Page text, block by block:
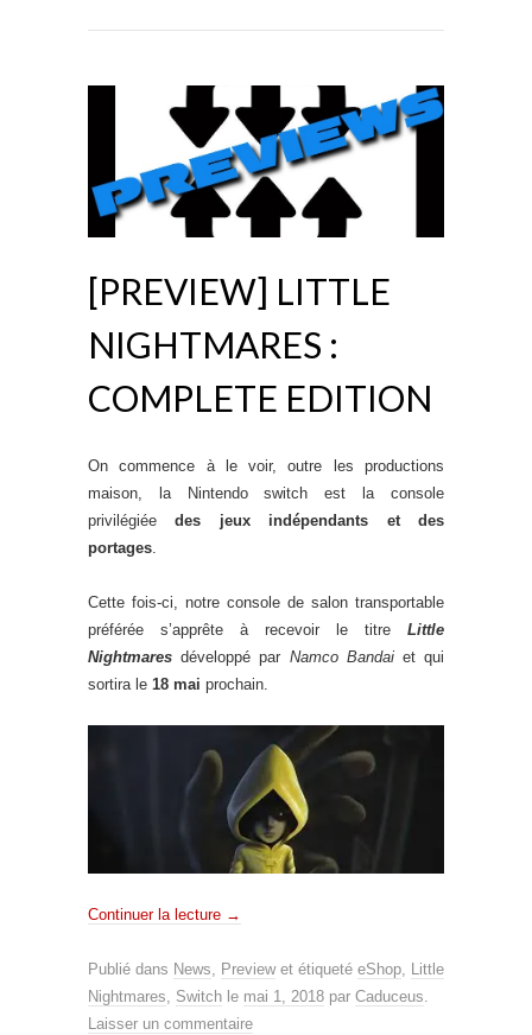
[PREVIEW] LITTLE
NIGHTMARES :
COMPLETE EDITION
On commence à le voir, outre les productions
maison, la Nintendo switch est la console
privilégiéedes jeux indépendants et des
portages.
Cette fois-ci, notre console de salon transportable
préférée s’apprête à recevoir le titre Little
Nightmares développé par Namco Bandaiet qui
sortira le 18 mai prochain.
Continuer la lecture →
Publié dans News, Previewet étiqueté eShop, Little
Nightmares, Switch le mai 1, 2018 par Caduceus.
Laisser un commentaire